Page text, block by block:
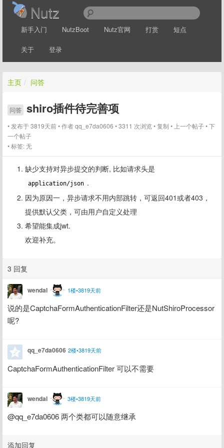
Nutz
新手入门 NutzBoot Nutz官网 打赏 短点
关于 登录
主页 / 问答
问答 shiro插件待完善项
发布于 3819天前 作者qq_e7da0606 3311 次浏览 复制 上一个帖子 下
一个帖子
标签:无
缺少支持对异步提交的判断, 比如请求头是
application/json .
因为原因一，异步请求不用内部跳转，可返回401或者403，
提供默认父类，可由用户自定义处理
希望能集成jwt.
欢迎补充。
3 回复
wendal 1楼•3819天前
说的是CaptchaFormAuthenticationFilter还是NutShiroProcessor
呢?
qq_e7da0606 2楼•3819天前
CaptchaFormAuthenticationFilter 可以不需要
wendal 3楼•3819天前
@qq_e7da0606 两个类都可以随意继承
添加回复